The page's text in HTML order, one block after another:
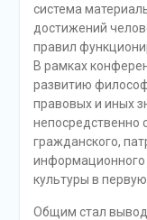
система
достижений
правил
В рамках
развитию
правовых и иных
непосредственно
гражданского,
культуры в
Общим стал вывод